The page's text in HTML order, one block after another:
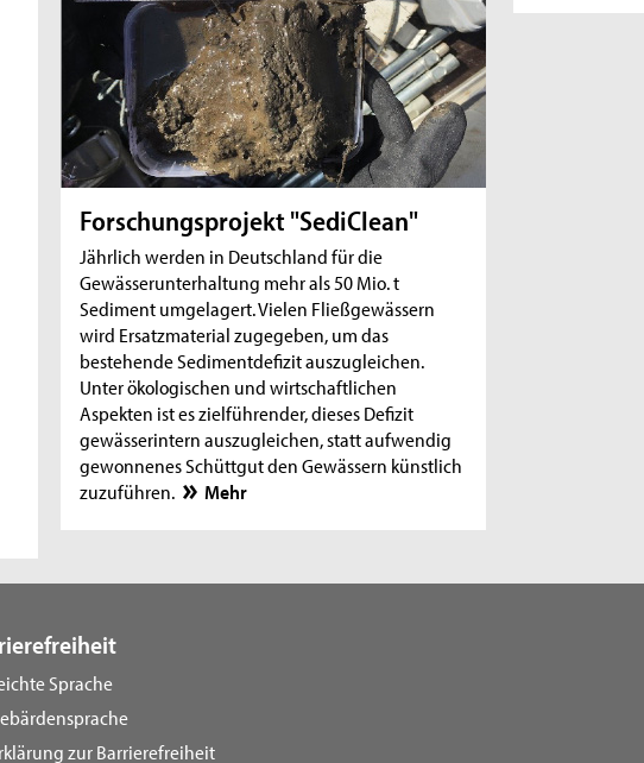
Forschungsprojekt "SediClean"
Jährlich werden in Deutschland für die
Gewässerunterhaltung mehr als 50 Mio. t
Sediment umgelagert. Vielen Fließgewässern
wird Ersatzmaterial zugegeben, um das
bestehende Sedimentdefizit auszugleichen.
Unter ökologischen und wirtschaftlichen
Aspekten ist es zielführender, dieses Defizit
gewässerintern auszugleichen, statt aufwendig
gewonnenes Schüttgut den Gewässern künstlich
zuzuführen.
Mehr
Sprache
zur Barrierefreiheit